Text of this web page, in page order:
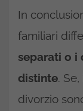
In
familiari
separati o i
distinte.
divorzio